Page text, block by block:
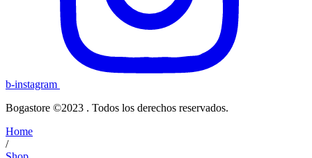
b-instagram
Bogastore ©2023 . Todos los derechos reservados.
Home
/